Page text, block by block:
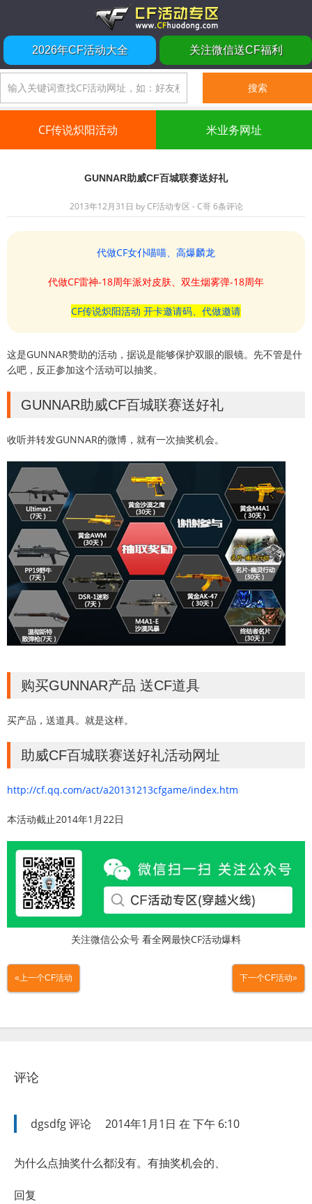
2026年CF活动大全 关注微信送CF福利
CF传说炽阳活动 米业务网址
GUNNAR助威CF百城联赛送好礼
2013年12月31日 byCF活动专区 - C哥 6条评论
代做CF女仆喵喵、高爆麟龙
代做CF雷神-18周年派对皮肤、双生烟雾弹-18周年
CF传说炽阳活动 开卡邀请码、代做邀请
这是GUNNAR赞助的活动，据说是能够保护双眼的眼镜。先不管是什
么吧，反正参加这个活动可以抽奖。
GUNNAR助威CF百城联赛送好礼
收听并转发GUNNAR的微博，就有一次抽奖机会。
购买GUNNAR产品 送CF道具
买产品，送道具。就是这样。
助威CF百城联赛送好礼活动网址
http://cf.qq.com/act/a20131213cfgame/index.htm
本活动截止2014年1月22日
关注微信公众号 看全网最快CF活动爆料
«上一个CF活动 下一个CF活动»
评论
dgsdfg评论 2014年1月1日 在 下午 6:10
为什么点抽奖什么都没有。有抽奖机会的、
回复